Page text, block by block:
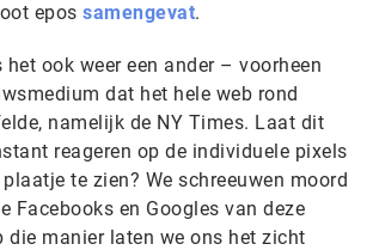
epos samengevat.
ook weer een ander – voorheen
dat het hele web rond
namelijk de NY Times. Laat dit
reageren op de individuele pixels
te zien? We schreeuwen moord
Facebooks en Googles van deze
die manier laten we ons het zicht